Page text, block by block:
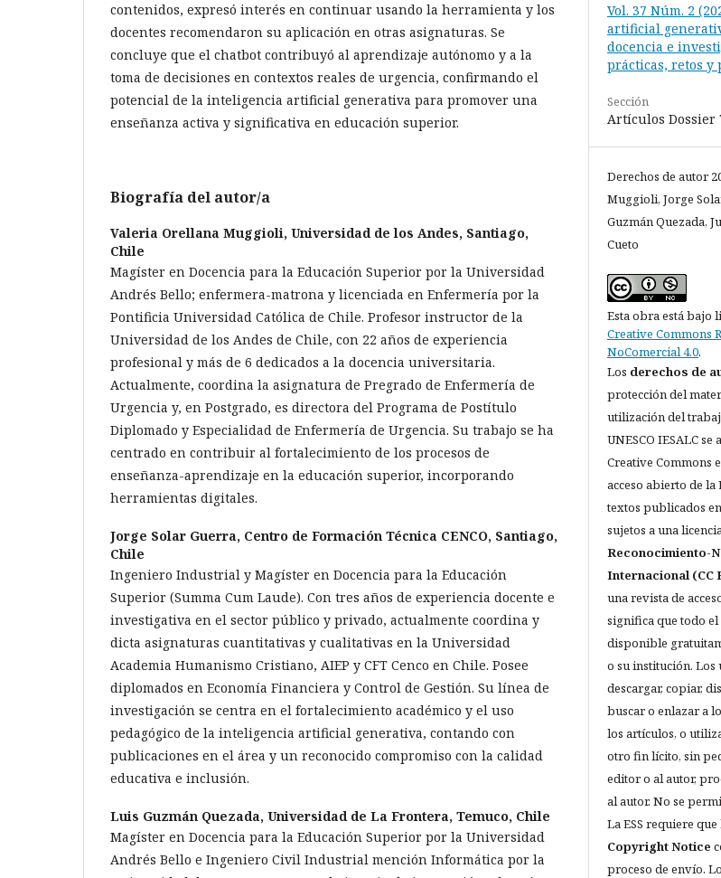
contenidos, expresó interés en continuar usando la herramienta y los
docentes recomendaron su aplicación en otras asignaturas. Se
concluye que el chatbot contribuyó al aprendizaje autónomo y a la
toma de decisiones en contextos reales de urgencia, confirmando el
potencial de la inteligencia artificial generativa para promover una
enseñanza activa y significativa en educación superior.
Biografía del autor/a
Valeria Orellana Muggioli, Universidad de los Andes, Santiago,
Chile
Magíster en Docencia para la Educación Superior por la Universidad
Andrés Bello; enfermera-matrona y licenciada en Enfermería por la
Pontificia Universidad Católica de Chile. Profesor instructor de la
Universidad de los Andes de Chile, con 22 años de experiencia
profesional y más de 6 dedicados a la docencia universitaria.
Actualmente, coordina la asignatura de Pregrado de Enfermería de
Urgencia y, en Postgrado, es directora del Programa de Postítulo
Diplomado y Especialidad de Enfermería de Urgencia. Su trabajo se ha
centrado en contribuir al fortalecimiento de los procesos de
enseñanza-aprendizaje en la educación superior, incorporando
herramientas digitales.
Jorge Solar Guerra, Centro de Formación Técnica CENCO, Santiago,
Chile
Ingeniero Industrial y Magíster en Docencia para la Educación
Superior (Summa Cum Laude). Con tres años de experiencia docente e
investigativa en el sector público y privado, actualmente coordina y
dicta asignaturas cuantitativas y cualitativas en la Universidad
Academia Humanismo Cristiano, AIEP y CFT Cenco en Chile. Posee
diplomados en Economía Financiera y Control de Gestión. Su línea de
investigación se centra en el fortalecimiento académico y el uso
pedagógico de la inteligencia artificial generativa, contando con
publicaciones en el área y un reconocido compromiso con la calidad
educativa e inclusión.
Luis Guzmán Quezada, Universidad de La Frontera, Temuco, Chile
Magíster en Docencia para la Educación Superior por la Universidad
Andrés Bello e Ingeniero Civil Industrial mención Informática por la
Vol. 37 Núm. 2
artificial
docencia e
prácticas, retos y
Sección
Artículos Dossier
Derechos de autor
Muggioli, Jorge
Guzmán Quezada,
Cueto
Esta obra está bajo
Creative Commons
NoComercial 4.0.
Los derechos de
protección del
utilización del
UNESCO IESALC
Creative Commons
acceso abierto de la
textos publicados
sujetos a una
Reconocimiento-
Internacional (CC
una revista de
significa que todo
disponible
o su institución. Los
descargar, copiar,
buscar o enlazar a
los artículos, o
otro fin lícito, sin
editor o al autor,
al autor. No se
La ESS requiere
Copyright Notice
proceso de envío.